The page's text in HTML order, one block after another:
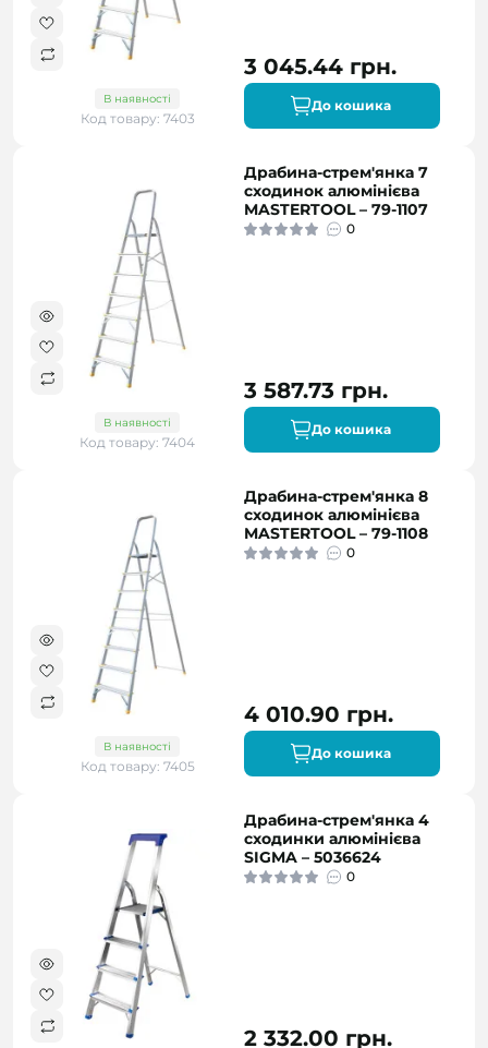
В наявності
Код товару: 7403
3 045.44 грн.
До кошика
В наявності
Код товару: 7404
Драбина-стрем'янка 7
сходинок алюмінієва
MASTERTOOL – 79-1107
0
3 587.73 грн.
До кошика
В наявності
Код товару: 7405
Драбина-стрем'янка 8
сходинок алюмінієва
MASTERTOOL – 79-1108
0
4 010.90 грн.
До кошика
Драбина-стрем'янка 4
сходинки алюмінієва
SIGMA – 5036624
0
2 332.00 грн.